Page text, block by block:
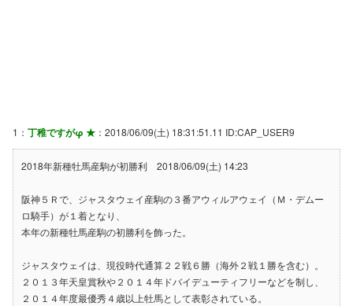
1： 丁稚ですがφ ★ ：2018/06/09(土) 18:31:51.11 ID:CAP_USER9
2018年新種牡馬産駒が初勝利 2018/06/09(土) 14:23
阪神５Ｒで、ジャスタウェイ産駒の３番アウィルアウェイ（Ｍ・デムー
ロ騎手）が１着となり、
本年の新種牡馬産駒の初勝利を飾った。
ジャスタウェイは、現役時代通算２２戦６勝（海外２戦１勝を含む）。
２０１３年天皇賞秋や２０１４年ドバイデューティフリーなどを制し、
２０１４年度最優秀４歳以上牡馬として表彰されている。